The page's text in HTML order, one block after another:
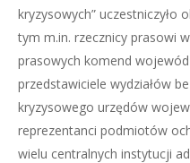
kryzysowych” uczestniczyło
tym m.in. rzecznicy prasowi
prasowych komend
przedstawiciele wydziałów
kryzysowego urzędów
reprezentanci podmiotów
wielu centralnych instytucji